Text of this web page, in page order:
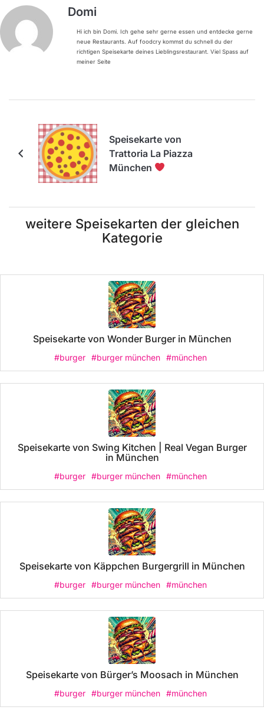
Domi
Hi ich bin Domi. Ich gehe sehr gerne essen und entdecke gerne
neue Restaurants. Auf foodcry kommst du schnell du der
richtigen Speisekarte deines Lieblingsrestaurant. Viel Spass auf
meiner Seite
Speisekarte von
Trattoria La Piazza
München
weitere Speisekarten der gleichen
Kategorie
Speisekarte von Wonder Burger in München
#burger #burger münchen #münchen
Speisekarte von Swing Kitchen | Real Vegan Burger
in München
#burger #burger münchen #münchen
Speisekarte von Käppchen Burgergrill in München
#burger #burger münchen #münchen
Speisekarte von Bürger’s Moosach in München
#burger #burger münchen #münchen